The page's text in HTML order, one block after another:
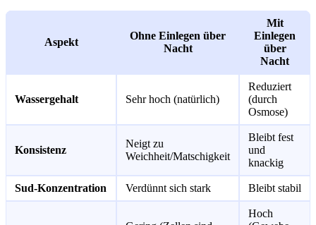
Aspekt
Ohne Einlegen über
Nacht
Mit
Einlegen
über
Nacht
Wassergehalt Sehr hoch (natürlich)
Reduziert
(durch
Osmose)
Konsistenz
Neigt zu
Weichheit/Matschigkeit
Bleibt fest
und
knackig
Sud-Konzentration Verdünnt sich stark Bleibt stabil
Hoch